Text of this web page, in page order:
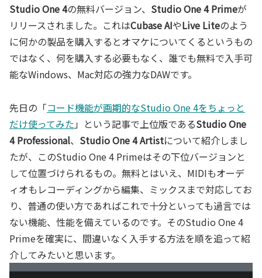
Studio One 4の無料バージョン、 Studio One 4 Primeが
リリースされました。これはCubase AIやLive Liteのよう
に何かの製品を購入するとオマケについてくるというもの
ではなく、何を購入する必要もなく、誰でも無料で入手可
能なWindows、Mac対応の強力なDAWです。
先日の「コード機能が画期的なStudio One 4をちょっと
だけ使ってみた 」という記事で上位版であるStudio One
4 Professional、 Studio One 4 Artistについて紹介しまし
たが、このStudio One 4 Primeはその下位バージョンと
して位置づけられるもの。無料とはいえ、MIDIもオーデ
ィオもレコーディングから編集、ミックスまで対応してお
り、普通の使い方であればこれで十分といっても過言では
ない機能、性能を備えているのです。そのStudio One 4
Primeを確実に、間違いなく入手する方法を順を追って紹
介してみたいと思います。